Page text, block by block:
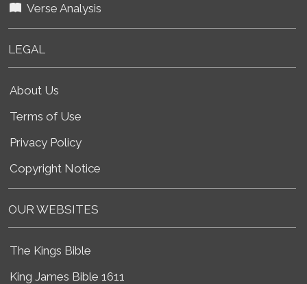
Verse Analysis
LEGAL
About Us
Terms of Use
Privacy Policy
Copyright Notice
OUR WEBSITES
The Kings Bible
King James Bible 1611